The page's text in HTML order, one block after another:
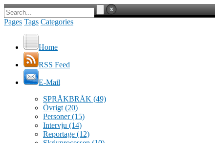
Pages Tags Categories
Home
RSS Feed
E-Mail
SPRÅKBRÅK (49)
Övrigt (20)
Personer(15)
Intervju (14)
Reportage (12)